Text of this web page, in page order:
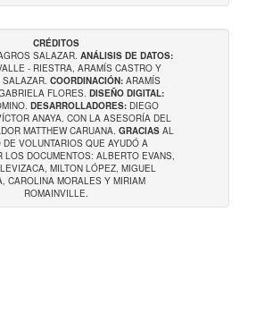
CRÉDITOS
SALAZAR. ANÁLISIS DE DATOS:
- RIESTRA, ARAMÍS CASTRO Y
COORDINACIÓN: ARAMÍS
FLORES. DISEÑO DIGITAL:
DESARROLLADORES:DIEGO
ANAYA. CON LA ASESORÍA DEL
MATTHEW CARUANA. GRACIASAL
DE VOLUNTARIOS QUE AYUDÓ A
LOS DOCUMENTOS: ALBERTO EVANS,
MILTON LÓPEZ, MIGUEL
CAROLINA MORALES Y MIRIAM
ROMAINVILLE.